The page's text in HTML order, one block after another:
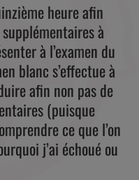
heure afin
supplémentaires à
à l’examen du
blanc s’effectue à
afin non pas de
(puisque
ce que l’on
j’ai échoué ou